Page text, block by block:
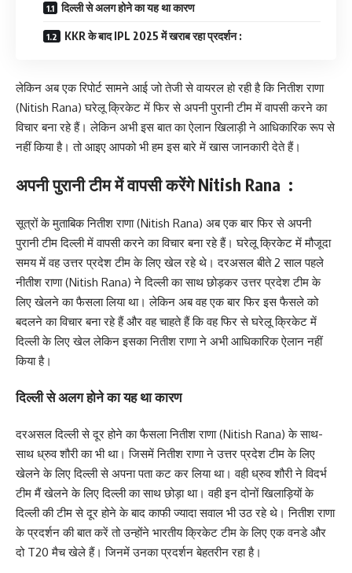
दिल्ली से अलग होने का यह था कारण
KKR के बाद IPL 2025 में खराब रहा प्रदर्शन :
लेकिन अब एक रिपोर्ट सामने आई जो तेजी से वायरल हो रही है कि नितीश राणा
(Nitish Rana) घरेलू क्रिकेट में फिर से अपनी पुरानी टीम में वापसी करने का
विचार बना रहे हैं। लेकिन अभी इस बात का ऐलान खिलाड़ी ने आधिकारिक रूप से
नहीं किया है। तो आइए आपको भी हम इस बारे में खास जानकारी देते हैं।
अपनी पुरानी टीम में वापसी करेंगे Nitish Rana :
सूत्रों के मुताबिक नितीश राणा (Nitish Rana) अब एक बार फिर से अपनी
पुरानी टीम दिल्ली में वापसी करने का विचार बना रहे हैं। घरेलू क्रिकेट में मौजूदा
समय में वह उत्तर प्रदेश टीम के लिए खेल रहे थे। दरअसल बीते 2 साल पहले
नीतीश राणा (Nitish Rana) ने दिल्ली का साथ छोड़कर उत्तर प्रदेश टीम के
लिए खेलने का फैसला लिया था। लेकिन अब वह एक बार फिर इस फैसले को
बदलने का विचार बना रहे हैं और वह चाहते हैं कि वह फिर से घरेलू क्रिकेट में
दिल्ली के लिए खेल लेकिन इसका नितीश राणा ने अभी आधिकारिक ऐलान नहीं
किया है।
दिल्ली से अलग होने का यह था कारण
दरअसल दिल्ली से दूर होने का फैसला नितीश राणा (Nitish Rana) के साथ-
साथ ध्रुव शौरी का भी था। जिसमें नितीश राणा ने उत्तर प्रदेश टीम के लिए
खेलने के लिए दिल्ली से अपना पता कट कर लिया था। वही ध्रुव शौरी ने विदर्भ
टीम मैं खेलने के लिए दिल्ली का साथ छोड़ा था। वही इन दोनों खिलाड़ियों के
दिल्ली की टीम से दूर होने के बाद काफी ज्यादा सवाल भी उठ रहे थे। नितीश राणा
के प्रदर्शन की बात करें तो उन्होंने भारतीय क्रिकेट टीम के लिए एक वनडे और
दो T20 मैच खेले हैं। जिनमें उनका प्रदर्शन बेहतरीन रहा है।